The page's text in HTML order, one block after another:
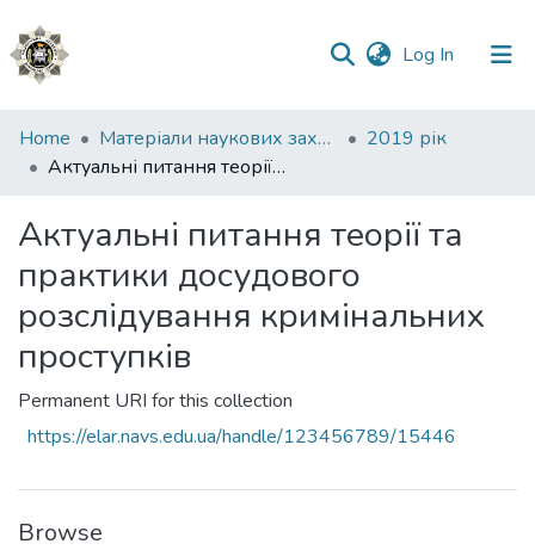
Log In (current)
Communities
&
All of DSpace
Home Матеріали наукових заходів
2019 рік
Актуальні питання теорії та практики досудового розслідування кримінальних проступків
Актуальні питання теорії та
практики досудового
розслідування кримінальних
проступків
Permanent URI for this collection
https://elar.navs.edu.ua/handle/123456789/15446
Browse